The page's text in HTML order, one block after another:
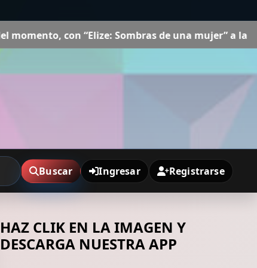
Sombras de una mujer” a la cabeza Minnie Driver,
Buscar Ingresar Registrarse
HAZ CLIK EN LA IMAGEN Y
DESCARGA NUESTRA APP